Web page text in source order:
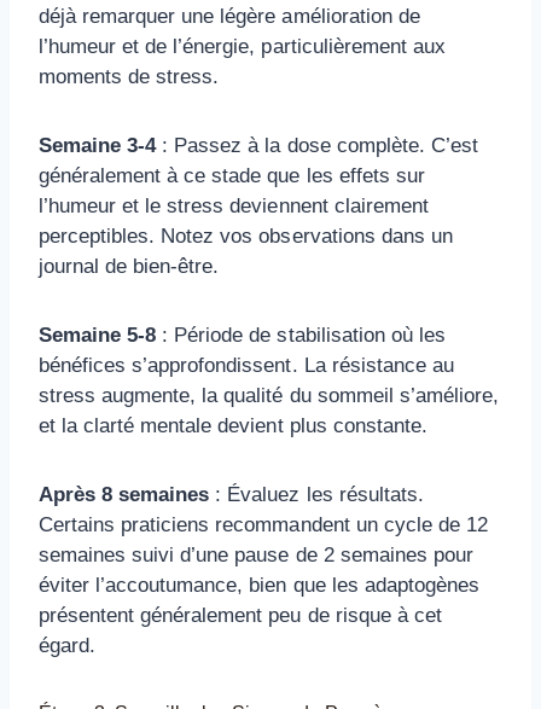
déjà remarquer une légère amélioration de
l’humeur et de l’énergie, particulièrement aux
moments de stress.
Semaine 3-4: Passez à la dose complète. C’est
généralement à ce stade que les effets sur
l’humeur et le stress deviennent clairement
perceptibles. Notez vos observations dans un
journal de bien-être.
Semaine 5-8 : Période de stabilisation où les
bénéfices s’approfondissent. La résistance au
stress augmente, la qualité du sommeil s’améliore,
et la clarté mentale devient plus constante.
Après 8 semaines : Évaluez les résultats.
Certains praticiens recommandent un cycle de 12
semaines suivi d’une pause de 2 semaines pour
éviter l’accoutumance, bien que les adaptogènes
présentent généralement peu de risque à cet
égard.